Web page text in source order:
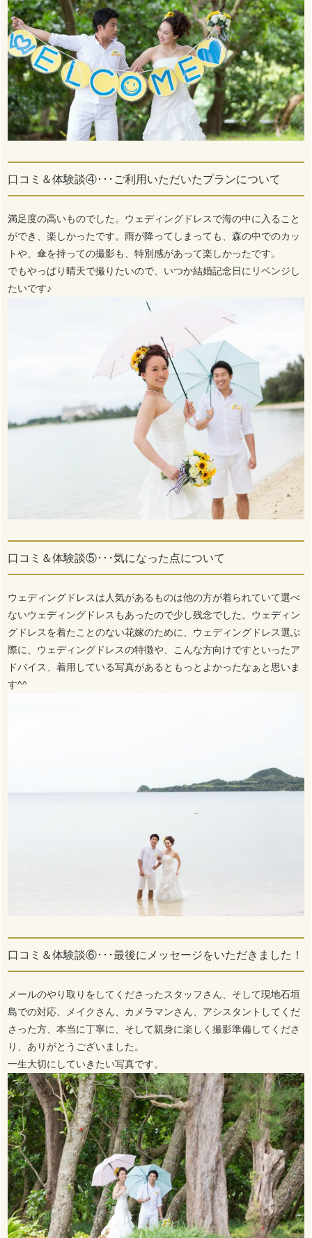
口コミ＆体験談④･･･ご利用いただいたプランについて
満足度の高いものでした。ウェディングドレスで海の中に入ること
ができ、楽しかったです。雨が降ってしまっても、森の中でのカッ
トや、傘を持っての撮影も、特別感があって楽しかったです。
でもやっぱり晴天で撮りたいので、いつか結婚記念日にリベンジし
たいです♪
口コミ＆体験談⑤･･･気になった点について
ウェディングドレスは人気があるものは他の方が着られていて選べ
ないウェディングドレスもあったので少し残念でした。ウェディン
グドレスを着たことのない花嫁のために、ウェディングドレス選ぶ
際に、ウェディングドレスの特徴や、こんな方向けですといったア
ドバイス、着用している写真があるともっとよかったなぁと思いま
す^^
口コミ＆体験談⑥･･･最後にメッセージをいただきました！
メールのやり取りをしてくださったスタッフさん、そして現地石垣
島での対応、メイクさん、カメラマンさん、アシスタントしてくだ
さった方、本当に丁寧に、そして親身に楽しく撮影準備してくださ
り、ありがとうございました。
一生大切にしていきたい写真です。